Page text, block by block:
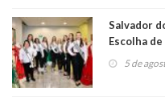
Salvador
Escolha
5 de